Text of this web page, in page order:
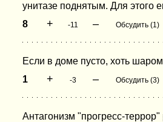
унитазе поднятым. Для этого
8
+ -11 – Обсудить (1)
Если в доме пусто, хоть
1
+ -3 – Обсудить (3)
Антагонизм "прогресс-